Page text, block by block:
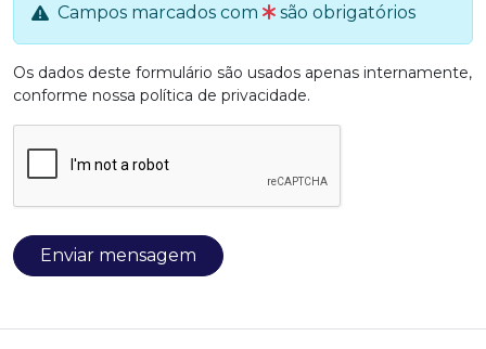
Campos marcados com são obrigatórios
Os dados deste formulário são usados apenas internamente,
conforme nossa política de privacidade.
Enviar mensagem